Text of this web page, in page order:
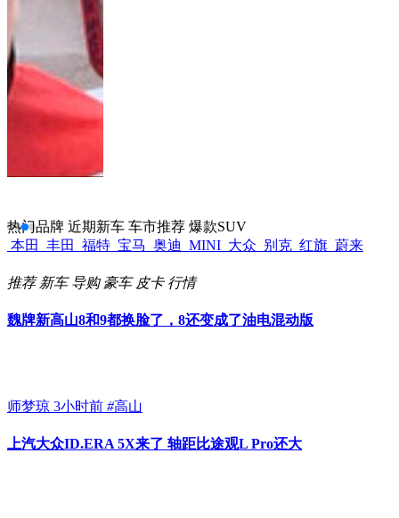
热门品牌 近期新车 车市推荐 爆款SUV
本田
丰田 福特 宝马 奥迪 MINI 大众 别克 红旗 蔚来
推荐 新车 导购 豪车 皮卡 行情
魏牌新高山8和9都换脸了，8还变成了油电混动版
师梦琼 3小时前 #高山
上汽大众ID.ERA 5X来了 轴距比途观L Pro还大